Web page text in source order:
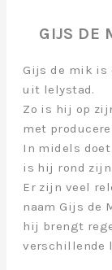
GIJS DE
Gijs de mik is
uit lelystad.
Zo is hij op
met
In midels
is hij rond zijn
Er zijn veel
naam Gijs de
hij brengt
verschillende